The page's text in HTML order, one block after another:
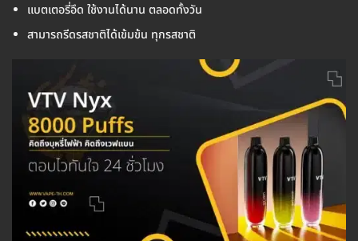
แบตเตอรี่อึด ใช้งานได้นาน ตลอดทั้งวัน
สามารถรีดรสชาติได้เข้มข้น ทุกรสชาติ